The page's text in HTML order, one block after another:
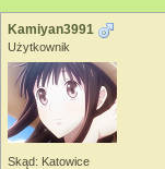
Kamiyan3991
Użytkownik
Skąd: Katowice